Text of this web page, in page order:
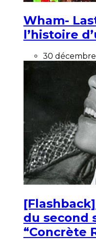
Wham-
l’histoire
30 décembre
du second
“Concrète